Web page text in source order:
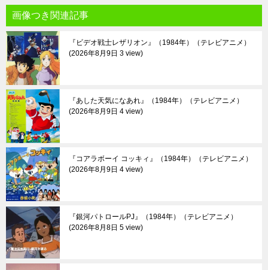
画像つき関連記事
『ビデオ戦士レザリオン』（1984年）（テレビアニメ）
2026年8月9日 3 view
『あした天気になあれ』（1984年）（テレビアニメ）
2026年8月9日 4 view
『コアラボーイ コッキィ』（1984年）（テレビアニメ）
2026年8月9日 4 view
『銀河パトロールPJ』（1984年）（テレビアニメ）
2026年8月8日 5 view